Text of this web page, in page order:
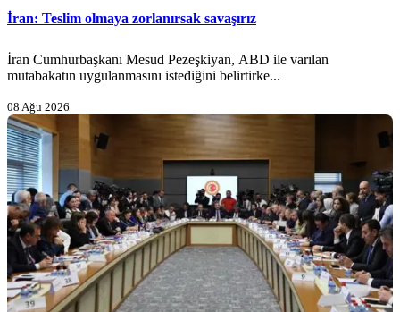
İran: Teslim olmaya zorlanırsak savaşırız
İran Cumhurbaşkanı Mesud Pezeşkiyan, ABD ile varılan
mutabakatın uygulanmasını istediğini belirtirke...
08 Ağu 2026